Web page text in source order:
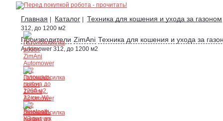
Главная Каталог Техника для кошения и ухода за газоном
312, до 1200 м2
Производители ZimAni Техника для кошения и ухода за
Automower 312, до 1200 м2